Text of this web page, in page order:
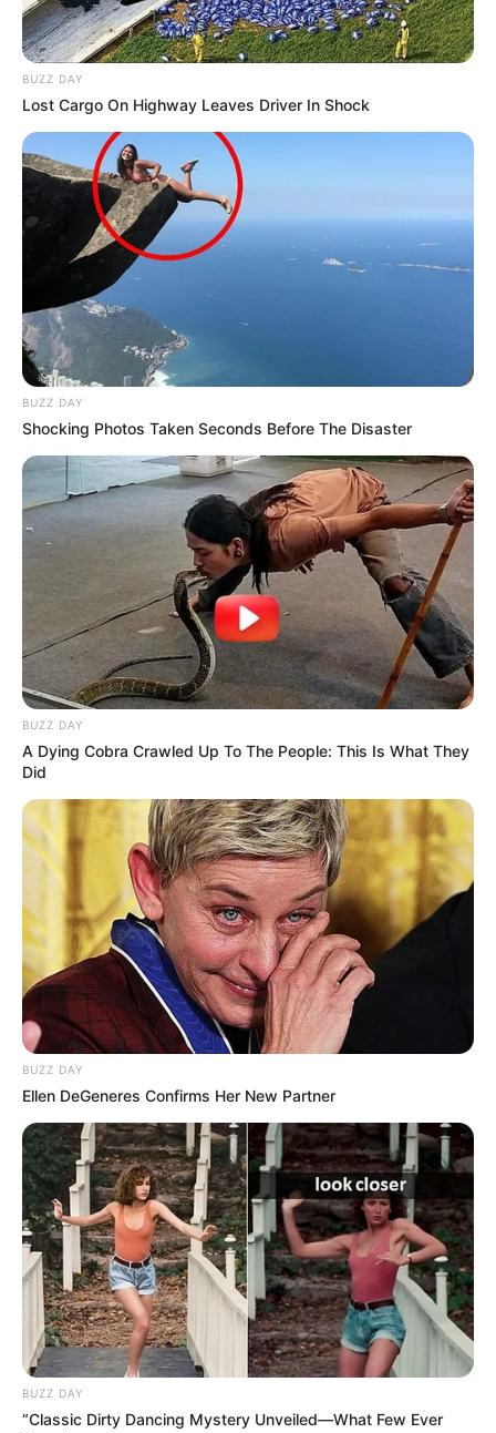
BUZZ DAY
Lost Cargo On Highway Leaves Driver In Shock
BUZZ DAY
Shocking Photos Taken Seconds Before The Disaster
BUZZ DAY
A Dying Cobra Crawled Up To The People: This Is What They
Did
BUZZ DAY
Ellen DeGeneres Confirms Her New Partner
BUZZ DAY
“Classic Dirty Dancing Mystery Unveiled—What Few Ever